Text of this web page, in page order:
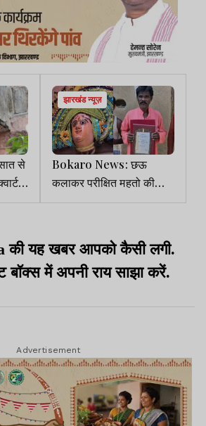
से
झारखंड न्यूज़
Bokaro News: छऊ
कलाकर परीक्षित महतो की
सरकार से मांग, मुखौटा रखने
की यह खबर आपको कैसी लगी.
बॉक्स में अपनी राय साझा करें.
Advertisement